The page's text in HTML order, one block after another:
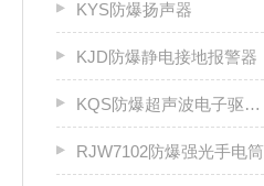
KYS防爆扬声器
KJD防爆静电接地报警器
KQS防爆超声波电子驱鼠器
RJW7102防爆强光手电筒